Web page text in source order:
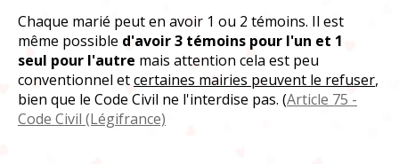
Chaque marié peut en avoir 1 ou 2 témoins. Il est
même possible d'avoir 3 témoins pour l'un et 1
seul pour l'autre mais attention cela est peu
conventionnel etcertaines mairies peuvent le refuser,
bien que le Code Civil ne l'interdise pas. (Article 75 -
Code Civil (Légifrance)